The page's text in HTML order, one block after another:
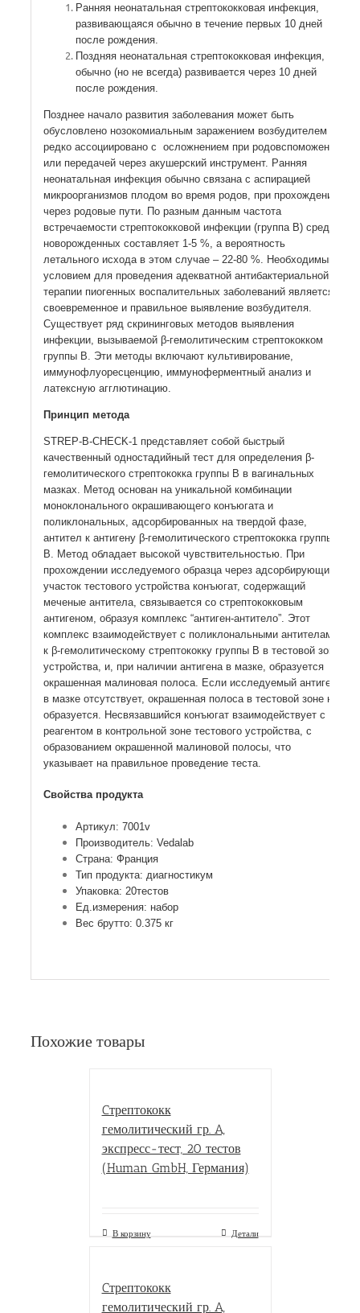
Ранняя неонатальная стрептококковая инфекция,
развивающаяся обычно в течение первых 10 дней
после рождения.
Поздняя неонатальная стрептококковая инфекция,
обычно (но не всегда) развивается через 10 дней
после рождения.
Позднее начало развития заболевания может быть
обусловлено нозокомиальным заражением возбудителем и
редко ассоциировано с осложнением при родовспоможении
или передачей через акушерский инструмент. Ранняя
неонатальная инфекция обычно связана с аспирацией
микроорганизмов плодом во время родов, при прохождении
через родовые пути. По разным данным частота
встречаемости стрептококковой инфекции (группа В) среди
новорожденных составляет 1-5 %, а вероятность
летального исхода в этом случае – 22-80 %. Необходимым
условием для проведения адекватной антибактериальной
терапии пиогенных воспалительных заболеваний является
своевременное и правильное выявление возбудителя.
Существует ряд скрининговых методов выявления
инфекции, вызываемой β-гемолитическим стрептококком
группы В. Эти методы включают культивирование,
иммунофлуоресценцию, иммуноферментный анализ и
латексную агглютинацию.
Принцип метода
STREP-B-CHECK-1 представляет собой быстрый
качественный одностадийный тест для определения β-
гемолитического стрептококка группы B в вагинальных
мазках. Метод основан на уникальной комбинации
моноклонального окрашивающего конъюгата и
поликлональных, адсорбированных на твердой фазе,
антител к антигену β-гемолитического стрептококка группы
B. Метод обладает высокой чувствительностью. При
прохождении исследуемого образца через адсорбирующий
участок тестового устройства конъюгат, содержащий
меченые антитела, связывается со стрептококковым
антигеном, образуя комплекс “антиген-антитело”. Этот
комплекс взаимодействует с поликлональными антителами
к β-гемолитическому стрептококку группы B в тестовой зоне
устройства, и, при наличии антигена в мазке, образуется
окрашенная малиновая полоса. Если исследуемый антиген
в мазке отсутствует, окрашенная полоса в тестовой зоне не
образуется. Несвязавшийся конъюгат взаимодействует с
реагентом в контрольной зоне тестового устройства, с
образованием окрашенной малиновой полосы, что
указывает на правильное проведение теста.
Свойства продукта
Артикул: 7001v
Производитель: Vedalab
Страна: Франция
Тип продукта: диагностикум
Упаковка: 20тестов
Ед.измерения: набор
Вес брутто: 0.375 кг
Похожие товары
Cтрептококк
гемолитический гр. A,
экспресс-тест, 20 тестов
(Human GmbH, Германия)
В корзину Детали
Cтрептококк
гемолитический гр. A,